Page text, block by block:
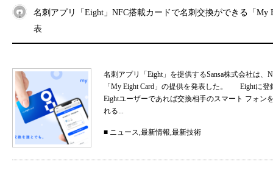
名刺アプリ「Eight」NFC搭載カードで名刺交換ができる「My
表
名刺アプリ「Eight」を提供するSansa株式会社は
「My Eight Card」の提供を発表した。 Eightに
Eightユーザーであれば交換相手のスマート フォン
れる...
■ ニュース,最新情報,最新技術